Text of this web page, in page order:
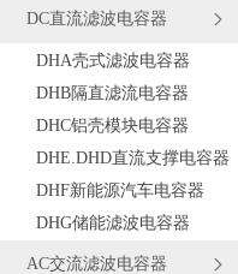
DC直流滤波电容器
DHA壳式滤波电容器
DHB隔直滤流电容器
DHC铝壳模块电容器
DHE.DHD直流支撑电容器
DHF新能源汽车电容器
DHG储能滤波电容器
AC交流滤波电容器